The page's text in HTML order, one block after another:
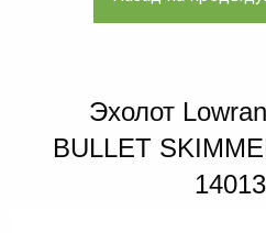
Эхолот
BULLET